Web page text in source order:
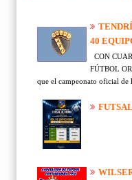
40
CON
FÚTBOL
que el campeonato oficial de